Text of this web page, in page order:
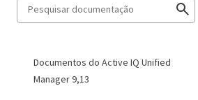
Documentos do Active IQ Unified
Manager 9,13